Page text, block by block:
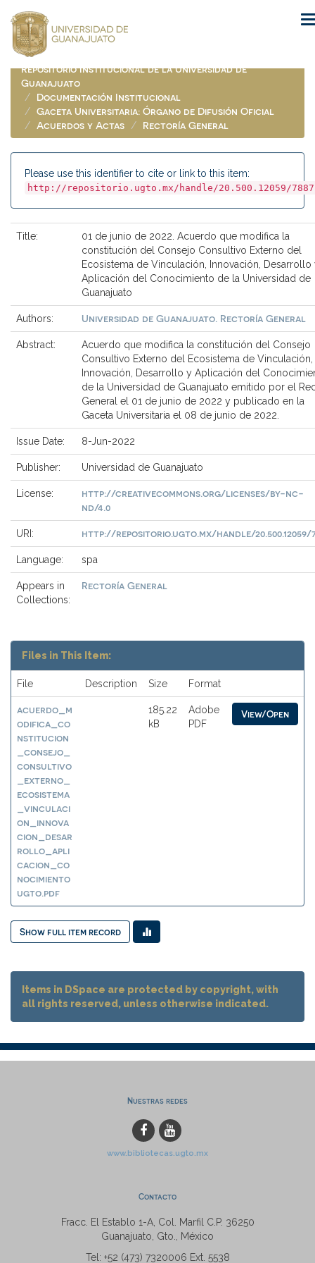
navigation
Repositorio Institucional de la Universidad de
Guanajuato
Documentación Institucional
Gaceta Universitaria: Órgano de Difusión Oficial
Acuerdos y Actas
Rectoría General
Please use this identifier to cite or link to this item:
http://repositorio.ugto.mx/handle/20.500.12059/7887
Title:
01 de junio de 2022. Acuerdo que modifica la
constitución del Consejo Consultivo Externo del
Ecosistema de Vinculación, Innovación, Desarrollo
Aplicación del Conocimiento de la Universidad de
Guanajuato
Authors: Universidad de Guanajuato. Rectoría General
Abstract:
Acuerdo que modifica la constitución del Consejo
Consultivo Externo del Ecosistema de Vinculación,
Innovación, Desarrollo y Aplicación del
de la Universidad de Guanajuato emitido por el
General el 01 de junio de 2022 y publicado en la
Gaceta Universitaria el 08 de junio de 2022.
Issue Date: 8-Jun-2022
Publisher: Universidad de Guanajuato
License:
http://creativecommons.org/licenses/by-nc-
nd/4.0
URI: http://repositorio.ugto.mx/handle/20.500.12059/
Language: spa
Appears in
Collections:
Rectoría General
Files in This Item:
File Description Size Format
acuerdo_m
odifica_co
nstitucion
_consejo_
consultivo
_externo_
ecosistema
_vinculaci
on_innova
cion_desar
rollo_apli
cacion_co
nocimiento
ugto.pdf
185.22
kB
Adobe
PDF
View/Open
Show full item record
Items in DSpace are protected by copyright, with
all rights reserved, unless otherwise indicated.
Nuestras redes
www.bibliotecas.ugto.mx
Contacto
Fracc. El Establo 1-A, Col. Marfil C.P. 36250
Guanajuato, Gto., México
Tel: +52 (473) 7320006 Ext. 5538